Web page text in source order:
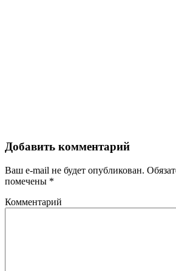
Добавить комментарий
Ваш e-mail не будет опубликован.
помечены *
Комментарий